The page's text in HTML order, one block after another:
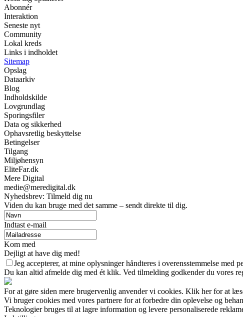
Abonnér
Interaktion
Seneste nyt
Community
Lokal kreds
Links i indholdet
Sitemap
Opslag
Dataarkiv
Blog
Indholdskilde
Lovgrundlag
Sporingsfiler
Data og sikkerhed
Ophavsretlig beskyttelse
Betingelser
Tilgang
Miljøhensyn
EliteFar.dk
Mere Digital
medie@meredigital.dk
Nyhedsbrev: Tilmeld dig nu
Viden du kan bruge med det samme – sendt direkte til dig.
Indtast e-mail
Kom med
Dejligt at have dig med!
Jeg accepterer, at mine oplysninger håndteres i overensstemmelse med
Du kan altid afmelde dig med ét klik. Ved tilmelding godkender du vores
For at gøre siden mere brugervenlig anvender vi cookies. Klik her for at
Vi bruger cookies med vores partnere for at forbedre din oplevelse og
Teknologier bruges til at lagre information og levere personaliserede